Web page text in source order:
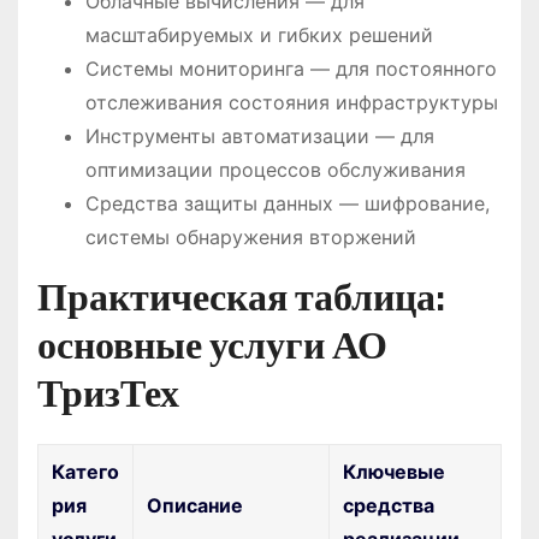
масштабируемых и гибких решений
Системы мониторинга — для постоянного
отслеживания состояния инфраструктуры
Инструменты автоматизации — для
оптимизации процессов обслуживания
Средства защиты данных — шифрование,
системы обнаружения вторжений
Практическая таблица:
основные услуги АО
ТризТех
Катего
рия
Описание
Ключевые
средства